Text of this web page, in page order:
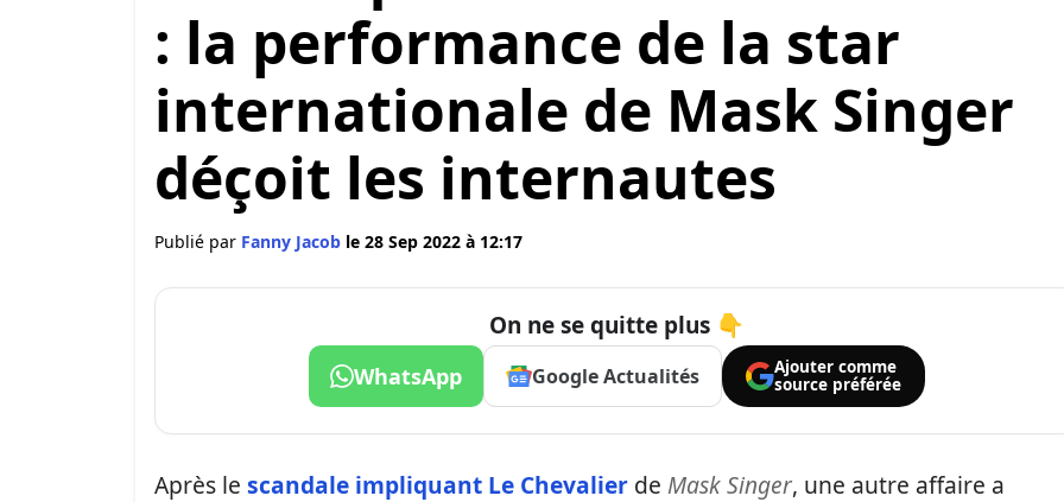
: la performance de la star
internationale de Mask Singer
déçoit les internautes
Publié par Fanny Jacob le 28 Sep 2022 à 12:17
On ne se quitte plus 👇
WhatsApp Google Actualités
Ajouter comme
source préférée
Après le scandale impliquant Le Chevalier de Mask Singer, une autre affaire a